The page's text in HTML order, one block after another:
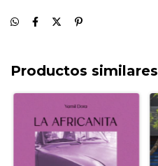
Productos similares